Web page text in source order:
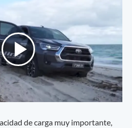
de carga muy importante,